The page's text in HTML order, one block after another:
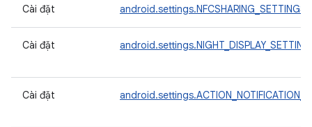
Cài đặt android.settings.NFCSHARING_SETTINGS
Cài đặt
Cài đặt